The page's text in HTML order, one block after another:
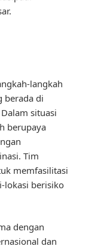
langkah
berada di
situasi
berupaya
Tim
memfasilitasi
lokasi berisiko
dengan
dan